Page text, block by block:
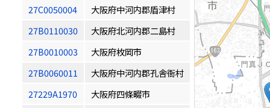
27C0050004
大阪府中河内郡盾津村
27B0110030
大阪府北河内郡二島村
27B0010003
大阪府枚岡市
27B0060011
大阪府中河内郡孔舎衙村
27229A1970
大阪府四條畷市